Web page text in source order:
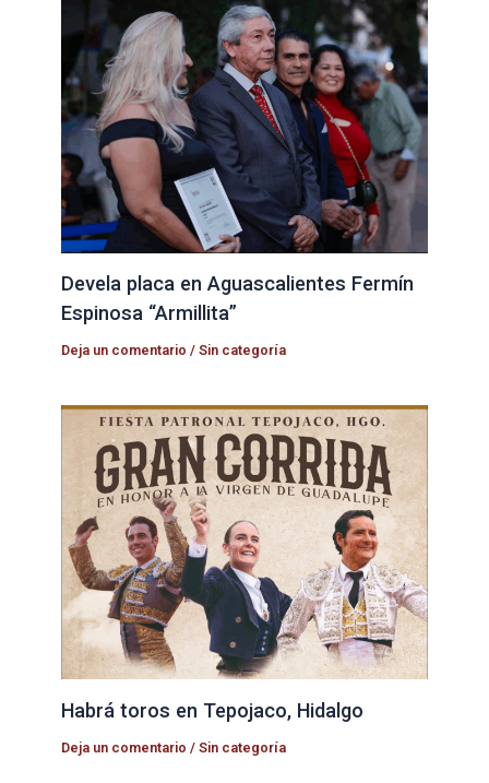
Devela placa en Aguascalientes Fermín
Espinosa “Armillita”
Deja un comentario /Sin categoría
Habrá toros en Tepojaco, Hidalgo
Deja un comentario /Sin categoría